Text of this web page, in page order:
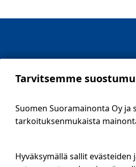
Tarvitsemme
Suomen Suoramainonta Oy
tarkoituksenmukaista
Hyväksymällä sallit